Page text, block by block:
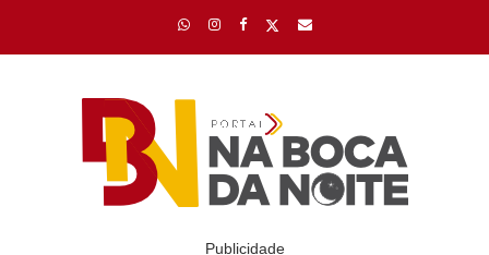
Publicidade